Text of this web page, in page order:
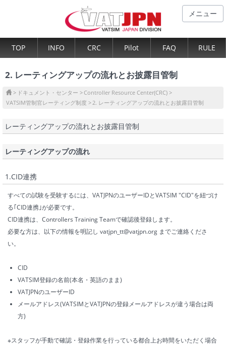
メニュー
TOP INFO CRC Pilot FAQ RULE
2. レーティングアップの流れとお披露目管制
ドキュメント・センター
Controller Resource Center(CRC)
VATSIM管制官レーティング制度
2. レーティングアップの流れとお披露目管制
レーティングアップの流れとお披露目管制
レーティングアップの流れ
1.CID連携
すべての試験を受験するには、VATJPNのユーザーIDとVATSIM "CID"を紐づけ
る｢CID連携｣が必要です。
CID連携は、Controllers Training Teamで確認後登録します。
必要な方は、以下の情報を明記し vatjpn_tt@vatjpn.org までご連絡くださ
い。
CID
VATSIM登録の名前(本名・英語のまま)
VATJPNのユーザーID
メールアドレス(VATSIMとVATJPNの登録メールアドレスが違う場合は両
方)
※スタッフが手動で確認・登録作業を行っている都合上お時間をいただく場合